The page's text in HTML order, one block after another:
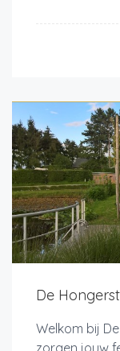
De
Welkom bij
zorgen jouw